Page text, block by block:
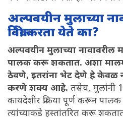
अल्पवयीन मुलाच्या
विक्री करता येते का?
अल्पवयीन मुलाच्या
पालक करू शकतात. अशा
ठेवणे, इतरांना भेट देणे हे केवळ
करणे शक्य आहे. तसेच, मुलांनी
कायदेशीर प्रक्रिया पूर्ण करून
त्यांच्याकडे हस्तांतरित करू